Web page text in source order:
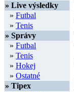
» Live výsledky
» Futbal
» Tenis
» Správy
» Futbal
» Tenis
» Hokej
» Ostatné
» Tipex